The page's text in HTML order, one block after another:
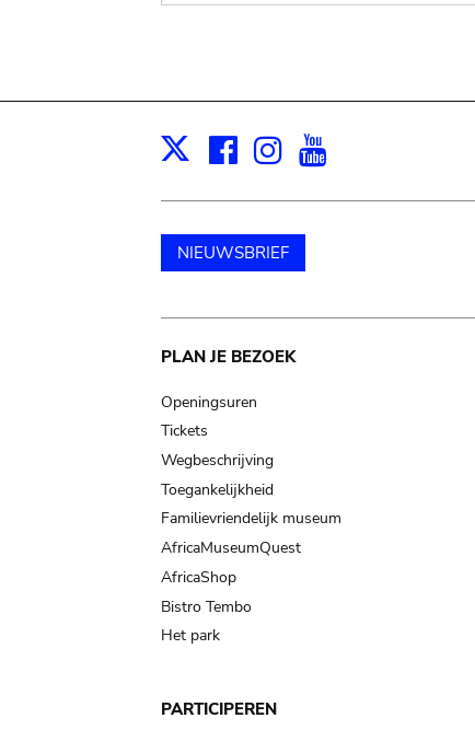
X Facebook
Instagram
NIEUWSBRIEF
Main
navigation
PLAN JE BEZOEK
Openingsuren
Tickets
Wegbeschrijving
Toegankelijkheid
Familievriendelijk museum
AfricaMuseumQuest
AfricaShop
Bistro Tembo
Het park
PARTICIPEREN